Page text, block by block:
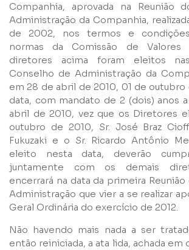
Companhia, aprovada na Reunião
Administração da Companhia,
de 2002, nos termos e
normas da Comissão de Valores
diretores acima foram eleitos
Conselho de Administração da
em 28 de abril de 2010, 01 de outubro
data, com mandato de 2 (dois) anos
abril de 2010, vez que os Diretores
outubro de 2010, Sr. José Braz
Fukuzaki e o Sr. Ricardo Antônio
eleito nesta data, deverão
juntamente com os demais
encerrará na data da primeira
Administração que vier a se realizar
Geral Ordinária do exercício de 2012.
Não havendo mais nada a ser
então reiniciada, a ata lida, achada em